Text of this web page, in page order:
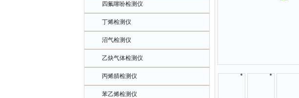
四氟噻吩检测仪
丁烯检测仪
沼气检测仪
乙炔气体检测仪
丙烯腈检测仪
苯乙烯检测仪